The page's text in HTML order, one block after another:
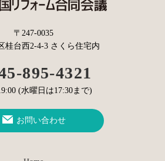
〒247-0035
桂台西2-4-3 さくら住宅内
895-4321
(水曜日は17:30まで)
お問い合わせ